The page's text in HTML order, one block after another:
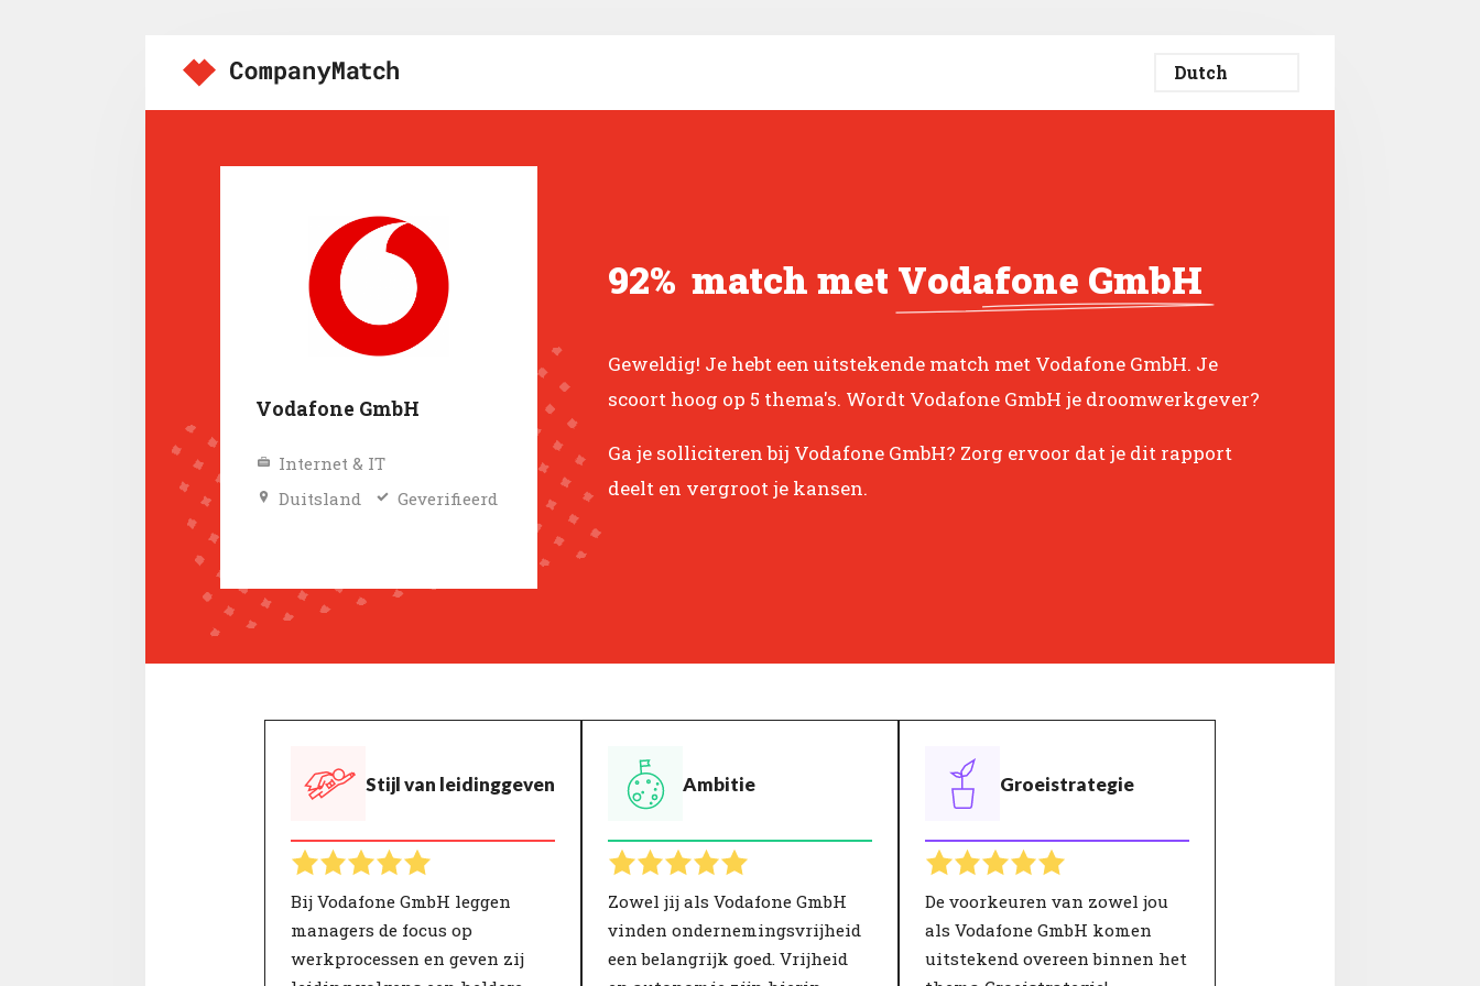
Vodafone GmbH
Internet & IT
Duitsland
Geverifieerd
92% match met Vodafone GmbH
Geweldig! Je hebt een uitstekende match met Vodafone GmbH. Je
scoort hoog op 5 thema's. Wordt Vodafone GmbH je droomwerkgever?
Ga je solliciteren bij Vodafone GmbH? Zorg ervoor dat je dit rapport
deelt en vergroot je kansen.
Stijl van leidinggeven
Bij Vodafone GmbH leggen
managers de focus op
werkprocessen en geven zij
Ambitie
Zowel jij als Vodafone GmbH
vinden ondernemingsvrijheid
een belangrijk goed. Vrijheid
Groeistrategie
De voorkeuren van zowel jou
als Vodafone GmbH komen
uitstekend overeen binnen het